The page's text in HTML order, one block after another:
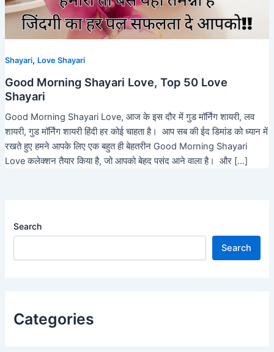
Shayari, Love Shayari
Good Morning Shayari Love, Top 50 Love
Shayari
Good Morning Shayari Love, आज के इस दौर में गुड मॉर्निंग शायरी, लव
शायरी, गुड मॉर्निंग शायरी हिंदी हर कोई चाहता है। आप सब की ईद डिमांड को ध्यान में
रखते हुए हमने आपके लिए एक बहुत ही बेहतरीन Good Morning Shayari
Love कलेक्शन तैयार किया है, जो आपको बेहद पसंद आने वाला है। और […]
Search
Search
Categories